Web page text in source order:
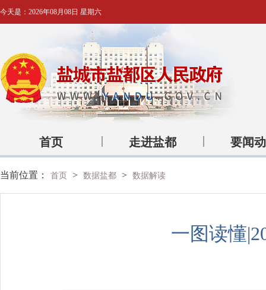
今天是： 2026年08月08日 星期六
首页 走进盐都 要闻
当前位置： 首页 > 数据盐都 > 数据解读
一图读懂